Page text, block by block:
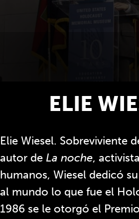
ELIE
Elie Wiesel. Sobreviviente
autor de La noche,
humanos, Wiesel dedicó
al mundo lo que fue el
1986 se le otorgó el